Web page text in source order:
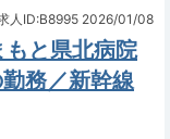
人ID:B8995 2026/01/08
と県北病院
務／新幹線